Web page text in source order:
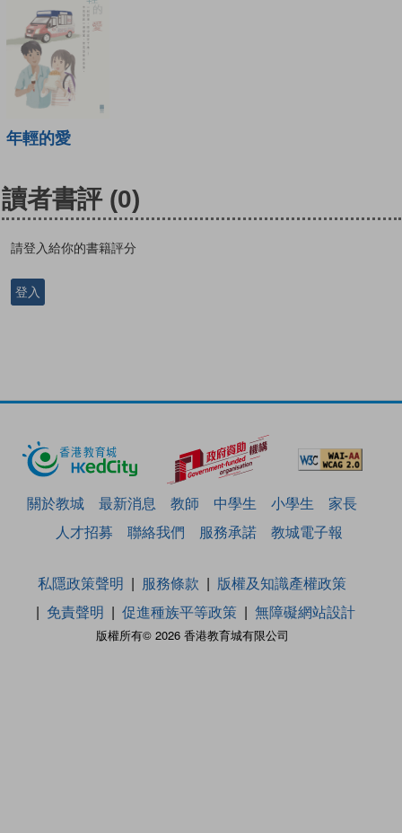
年輕的愛
讀者書評 (0)
請登入給你的書籍評分
登入
關於教城 最新消息 教師 中學生 小學生
家長
人才招募
聯絡我們 服務承諾 教城電子報
版權所有© 2026 香港教育城有限公司
私隱政策聲明 服務條款
版權及知識產權政策
免責聲明
促進種族平等政策 無障礙網站設計